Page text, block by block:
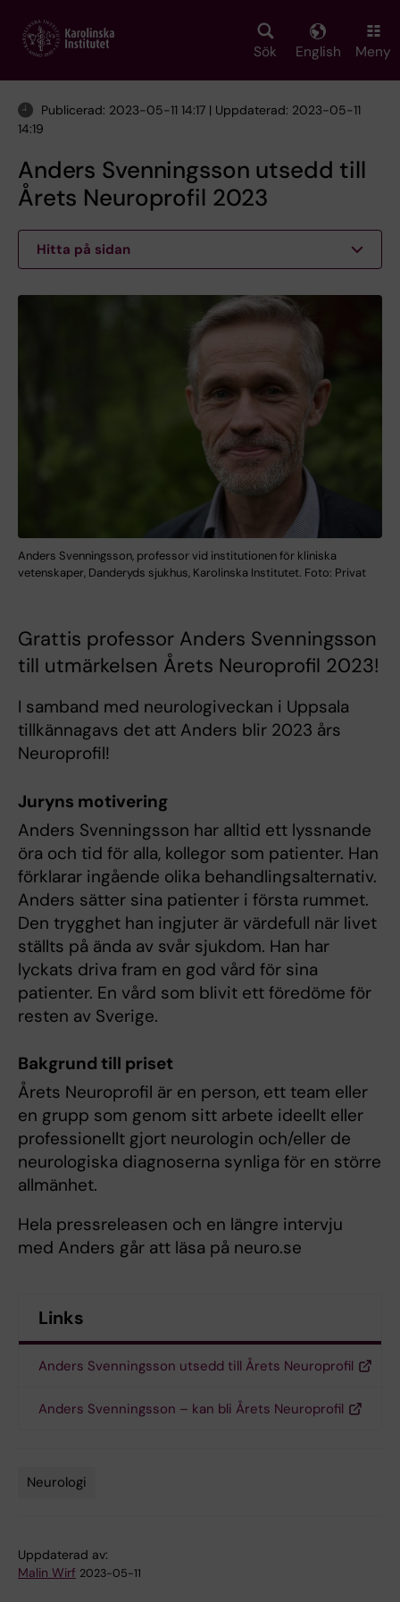
main
Sök English Meny
Publicerad: 2023-05-11 14:17 | Uppdaterad: 2023-05-11
14:19
Anders Svenningsson utsedd till
Årets Neuroprofil 2023
Hitta på sidan
Anders Svenningsson, professor vid institutionen för kliniska
vetenskaper, Danderyds sjukhus, Karolinska Institutet. Foto: Privat
Grattis professor Anders Svenningsson
till utmärkelsen Årets Neuroprofil 2023!
I samband med neurologiveckan i Uppsala
tillkännagavs det att Anders blir 2023 års
Neuroprofil!
Juryns motivering
Anders Svenningsson har alltid ett lyssnande
öra och tid för alla, kollegor som patienter. Han
förklarar ingående olika behandlingsalternativ.
Anders sätter sina patienter i första rummet.
Den trygghet han ingjuter är värdefull när livet
ställts på ända av svår sjukdom. Han har
lyckats driva fram en god vård för sina
patienter. En vård som blivit ett föredöme för
resten av Sverige.
Bakgrund till priset
Årets Neuroprofil är en person, ett team eller
en grupp som genom sitt arbete ideellt eller
professionellt gjort neurologin och/eller de
neurologiska diagnoserna synliga för en större
allmänhet.
Hela pressreleasen och en längre intervju
med Anders går att läsa på neuro.se
Links
Anders Svenningsson utsedd till Årets Neuroprofil
Anders Svenningsson – kan bli Årets Neuroprofil
Neurologi
Uppdaterad av:
Malin Wirf 2023-05-11